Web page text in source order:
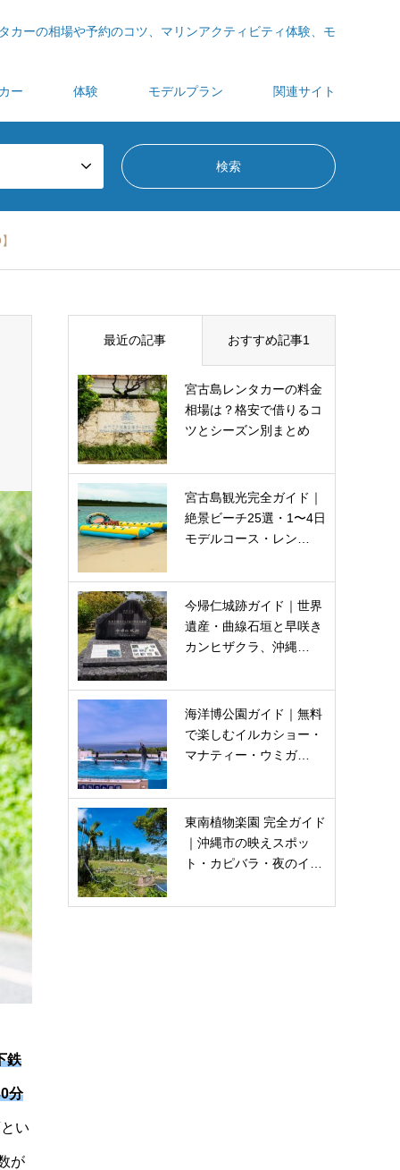
カーの相場や予約のコツ、マリンアクティビティ体験、モ
ー 体験 モデルプラン 関連サイト
鉄
分
い
が
最近の記事 おすすめ記事1
宮古島レンタカーの料金
相場は？格安で借りるコ
ツとシーズン別まとめ
宮古島観光完全ガイド｜
絶景ビーチ25選・1〜4日
モデルコース・レン…
今帰仁城跡ガイド｜世界
遺産・曲線石垣と早咲き
カンヒザクラ、沖縄…
海洋博公園ガイド｜無料
で楽しむイルカショー・
マナティー・ウミガ…
東南植物楽園 完全ガイド
｜沖縄市の映えスポッ
ト・カピバラ・夜のイ…